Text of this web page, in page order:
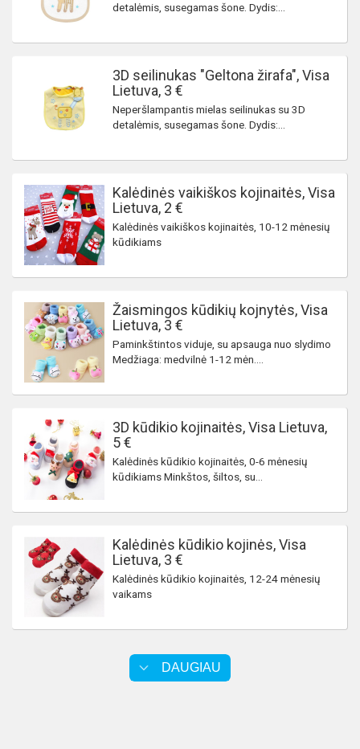
detalėmis, susegamas šone. Dydis:...
3D seilinukas "Geltona žirafa", Visa
Lietuva, 3 €
Neperšlampantis mielas seilinukas su 3D
detalėmis, susegamas šone. Dydis:...
Kalėdinės vaikiškos kojinaitės, Visa
Lietuva, 2 €
Kalėdinės vaikiškos kojinaitės, 10-12 mėnesių
kūdikiams
Žaismingos kūdikių kojnytės, Visa
Lietuva, 3 €
Paminkštintos viduje, su apsauga nuo slydimo
Medžiaga: medvilnė 1-12 mėn....
3D kūdikio kojinaitės, Visa Lietuva,
5 €
Kalėdinės kūdikio kojinaitės, 0-6 mėnesių
kūdikiams Minkštos, šiltos, su...
Kalėdinės kūdikio kojinės, Visa
Lietuva, 3 €
Kalėdinės kūdikio kojinaitės, 12-24 mėnesių
vaikams
DAUGIAU